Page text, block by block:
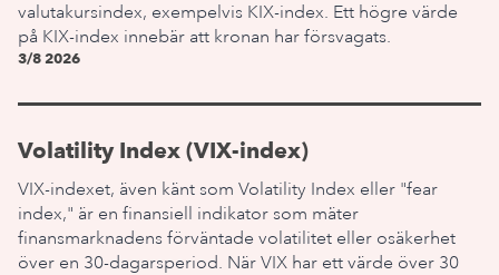
valutakursindex, exempelvis KIX-index. Ett högre värde
på KIX-index innebär att kronan har försvagats.
3/8 2026
Volatility Index (VIX-index)
VIX-indexet, även känt som Volatility Index eller "fear
index," är en finansiell indikator som mäter
finansmarknadens förväntade volatilitet eller osäkerhet
över en 30-dagarsperiod. När VIX har ett värde över 30